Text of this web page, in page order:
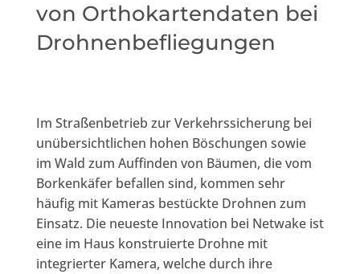
von Orthokartendaten bei
Drohnenbefliegungen
Im Straßenbetrieb zur Verkehrssicherung bei
unübersichtlichen hohen Böschungen sowie
im Wald zum Auffinden von Bäumen, die vom
Borkenkäfer befallen sind, kommen sehr
häufig mit Kameras bestückte Drohnen zum
Einsatz. Die neueste Innovation bei Netwake ist
eine im Haus konstruierte Drohne mit
integrierter Kamera, welche durch ihre